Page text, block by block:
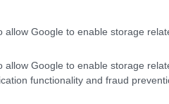
allow Google to enable storage
allow Google to enable storage
functionality and fraud
news daGoogle News